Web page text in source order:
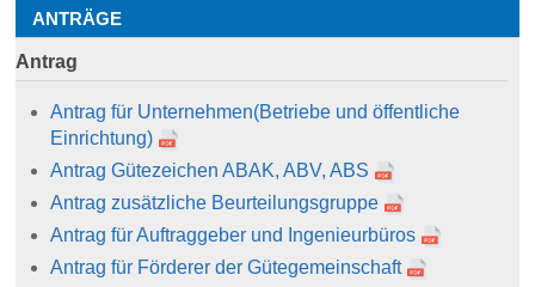
ANTRÄGE
Antrag
Antrag für Unternehmen(Betriebe und öffentliche
Einrichtung)
Antrag Gütezeichen ABAK, ABV, ABS
Antrag zusätzliche Beurteilungsgruppe
Antrag für Auftraggeber und Ingenieurbüros
Antrag für Förderer der Gütegemeinschaft